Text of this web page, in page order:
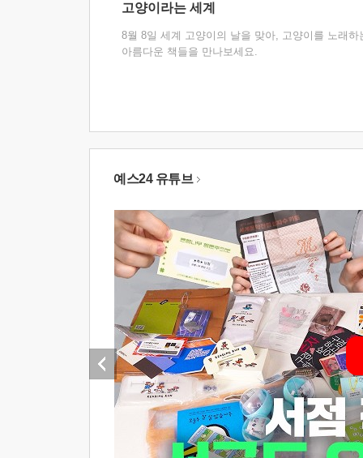
고양이라는 세계
8월 8일 세계 고양이의 날을 맞아, 고양이를 노래하
아름다운 책들을 만나보세요.
예스24 유튜브